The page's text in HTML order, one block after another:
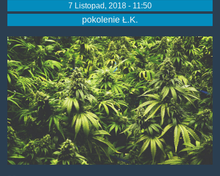
7 Listopad, 2018 - 11:50
pokolenie Ł.K.
marijuanabasic.jpg